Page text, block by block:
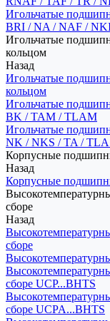
Игольчатые
BRI / NA / NAF /
Игольчатые
кольцом
Назад
Игольчатые
кольцом
Игольчатые
BK / TAM / TLAM
Игольчатые
NK / NKS / TA /
Корпусные
Назад
Корпусные
сборе
Назад
сборе
сборе UCP...BHTS
сборе UCPA...BHTS